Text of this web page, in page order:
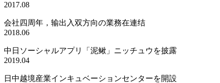
2017.08
会社四周年，输出入双方向の業務在連结
2018.06
中日ソーシャルアプリ「泥鳅」ニッチュウを披露
2019.04
日中越境産業インキュベーションセンターを開設